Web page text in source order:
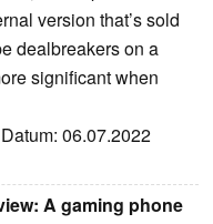
version that’s sold
dealbreakers on a
significant when
06.07.2022
A gaming phone